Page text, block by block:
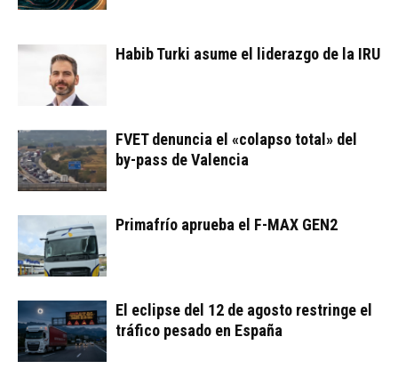
Habib Turki asume el liderazgo de la IRU
FVET denuncia el «colapso total» del
by-pass de Valencia
Primafrío aprueba el F-MAX GEN2
El eclipse del 12 de agosto restringe el
tráfico pesado en España